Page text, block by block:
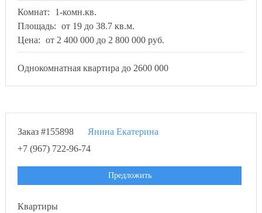
Комнат:
1-комн.кв.
Площадь: от 19 до 38.7 кв.м.
Цена: от 2 400 000 до 2 800 000 руб.
Однокомнатная квартира до 2600 000
Заказ #155898
Янина Екатерина
+7 (967) 722-96-74
Предложить
Квартиры